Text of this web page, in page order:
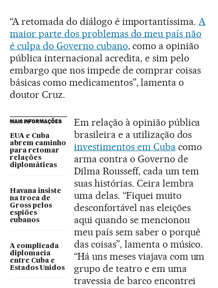
“A retomada do diálogo é importantíssima. A
maior parte dos problemas do meu país não
é culpa do Governo cubano, como a opinião
pública internacional acredita, e sim pelo
embargo que nos impede de comprar coisas
básicas como medicamentos”, lamenta o
doutor Cruz.
MAIS INFORMAÇÕES
EUA e Cuba
abrem caminho
para retomar
relações
diplomáticas
Havana insiste
na troca de
Gross pelos
espiões
cubanos
A complicada
diplomacia
entre Cuba e
Estados Unidos
Em relação à opinião pública
brasileira e a utilização dos
investimentos em Cubacomo
arma contra o Governo de
Dilma Rousseff, cada um tem
suas histórias. Ceira lembra
uma delas. “Fiquei muito
desconfortável nas eleições
aqui quando se mencionou
meu país sem saber o porquê
das coisas”, lamenta o músico.
“Há uns meses viajava com um
grupo de teatro e em uma
travessia de barco encontrei